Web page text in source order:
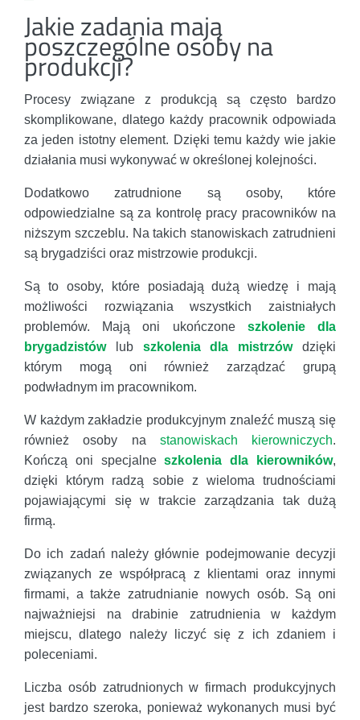
Jakie zadania mają
poszczególne osoby na
produkcji?
Procesy związane z produkcją są często bardzo
skomplikowane, dlatego każdy pracownik odpowiada
za jeden istotny element. Dzięki temu każdy wie jakie
działania musi wykonywać w określonej kolejności.
Dodatkowo zatrudnione są osoby, które
odpowiedzialne są za kontrolę pracy pracowników na
niższym szczeblu. Na takich stanowiskach zatrudnieni
są brygadziści oraz mistrzowie produkcji.
Są to osoby, które posiadają dużą wiedzę i mają
możliwości rozwiązania wszystkich zaistniałych
problemów. Mają oni ukończone szkolenie dla
brygadzistówlub szkolenia dla mistrzówdzięki
którym mogą oni również zarządzać grupą
podwładnym im pracownikom.
W każdym zakładzie produkcyjnym znaleźć muszą się
również osoby na stanowiskach kierowniczych.
Kończą oni specjalneszkolenia dla kierowników,
dzięki którym radzą sobie z wieloma trudnościami
pojawiającymi się w trakcie zarządzania tak dużą
firmą.
Do ich zadań należy głównie podejmowanie decyzji
związanych ze współpracą z klientami oraz innymi
firmami, a także zatrudnianie nowych osób. Są oni
najważniejsi na drabinie zatrudnienia w każdym
miejscu, dlatego należy liczyć się z ich zdaniem i
poleceniami.
Liczba osób zatrudnionych w firmach produkcyjnych
jest bardzo szeroka, ponieważ wykonanych musi być